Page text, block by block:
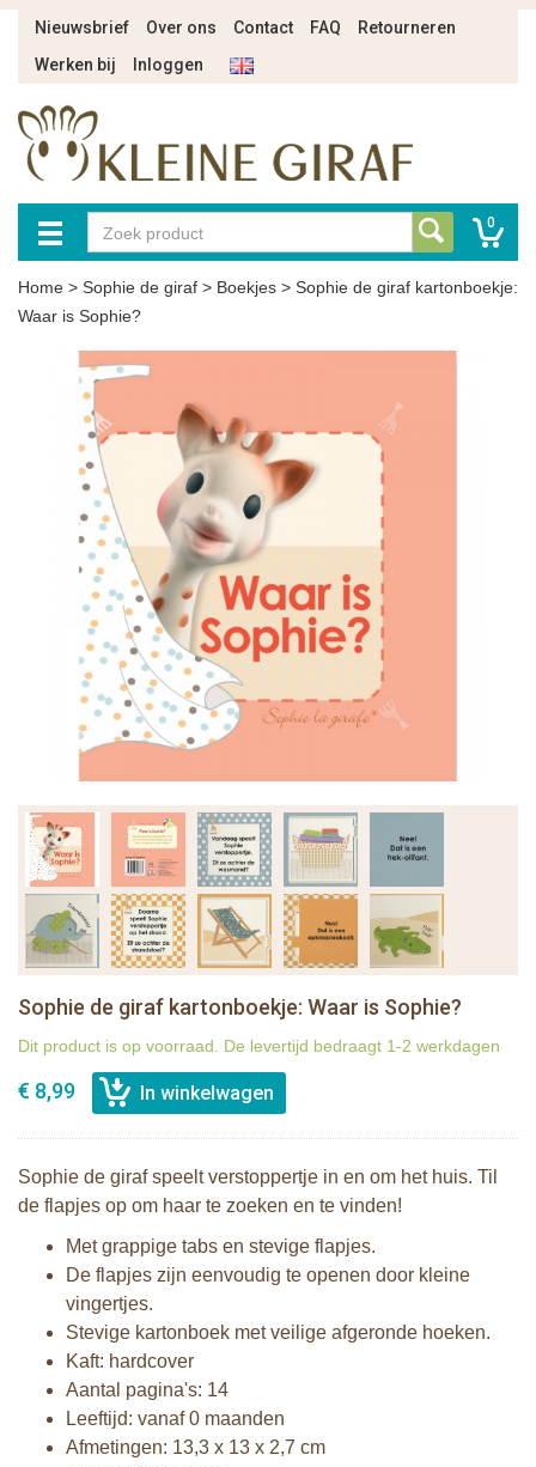
Nieuwsbrief Over ons Contact FAQ
Retourneren
Werken bij
Inloggen
0
Home > Sophie de giraf > Boekjes > Sophie de giraf kartonboekje:
Waar is Sophie?
Sophie de giraf kartonboekje: Waar is Sophie?
Dit product is op voorraad. De levertijd bedraagt 1-2 werkdagen
€ 8,99
Sophie de giraf speelt verstoppertje in en om het huis. Til
de flapjes op om haar te zoeken en te vinden!
Met grappige tabs en stevige flapjes.
De flapjes zijn eenvoudig te openen door kleine
vingertjes.
Stevige kartonboek met veilige afgeronde hoeken.
Kaft: hardcover
Aantal pagina's: 14
Leeftijd: vanaf 0 maanden
Afmetingen: 13,3 x 13 x 2,7 cm